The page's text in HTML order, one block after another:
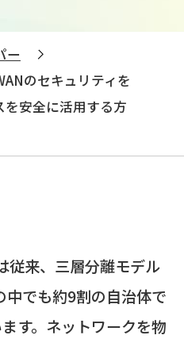
ー
のセキュリティを
安全に活用する方
従来、三層分離モデル
中でも約9割の自治体で
す。ネットワークを物